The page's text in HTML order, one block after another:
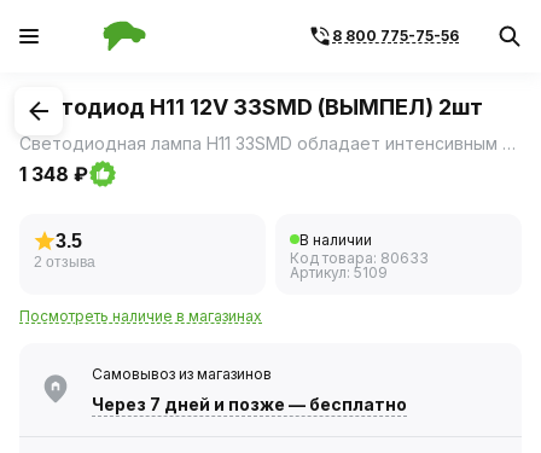
8 800 775-75-56
1/2
Светодиод H11 12V 33SMD (ВЫМПЕЛ) 2шт
Светодиодная лампа H11 33SMD обладает интенсивным ярким светом и длительным сроком службы за счет качественной пайки светодиодов, и большого количества светодиодов (33 штуки на каждой лампе) и наличия линзы.
1 348 ₽
3.5
2 отзыва
В наличии
Код товара: 80633
Артикул: 5109
Посмотреть наличие в магазинах
Самовывоз из магазинов
Через 7 дней и позже — бесплатно